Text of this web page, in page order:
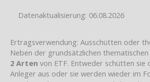
Datenaktualisierung: 06.08.2026
Ertragsverwendung: Ausschütten oder
Neben der grundsätzlichen
2 Arten von ETF. Entweder schütten sie
Anleger aus oder sie werden wieder im